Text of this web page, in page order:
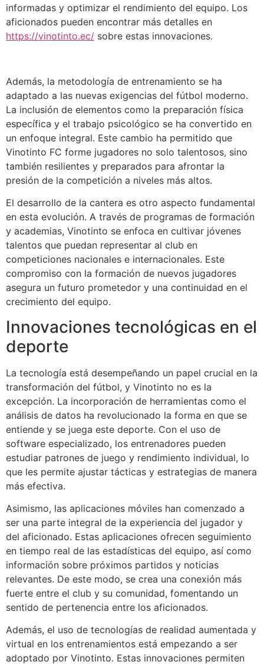
informadas y optimizar el rendimiento del equipo. Los
aficionados pueden encontrar más detalles en
https://vinotinto.ec/ sobre estas innovaciones.
Además, la metodología de entrenamiento se ha
adaptado a las nuevas exigencias del fútbol moderno.
La inclusión de elementos como la preparación física
específica y el trabajo psicológico se ha convertido en
un enfoque integral. Este cambio ha permitido que
Vinotinto FC forme jugadores no solo talentosos, sino
también resilientes y preparados para afrontar la
presión de la competición a niveles más altos.
El desarrollo de la cantera es otro aspecto fundamental
en esta evolución. A través de programas de formación
y academias, Vinotinto se enfoca en cultivar jóvenes
talentos que puedan representar al club en
competiciones nacionales e internacionales. Este
compromiso con la formación de nuevos jugadores
asegura un futuro prometedor y una continuidad en el
crecimiento del equipo.
Innovaciones tecnológicas en el
deporte
La tecnología está desempeñando un papel crucial en la
transformación del fútbol, y Vinotinto no es la
excepción. La incorporación de herramientas como el
análisis de datos ha revolucionado la forma en que se
entiende y se juega este deporte. Con el uso de
software especializado, los entrenadores pueden
estudiar patrones de juego y rendimiento individual, lo
que les permite ajustar tácticas y estrategias de manera
más efectiva.
Asimismo, las aplicaciones móviles han comenzado a
ser una parte integral de la experiencia del jugador y
del aficionado. Estas aplicaciones ofrecen seguimiento
en tiempo real de las estadísticas del equipo, así como
información sobre próximos partidos y noticias
relevantes. De este modo, se crea una conexión más
fuerte entre el club y su comunidad, fomentando un
sentido de pertenencia entre los aficionados.
Además, el uso de tecnologías de realidad aumentada y
virtual en los entrenamientos está empezando a ser
adoptado por Vinotinto. Estas innovaciones permiten